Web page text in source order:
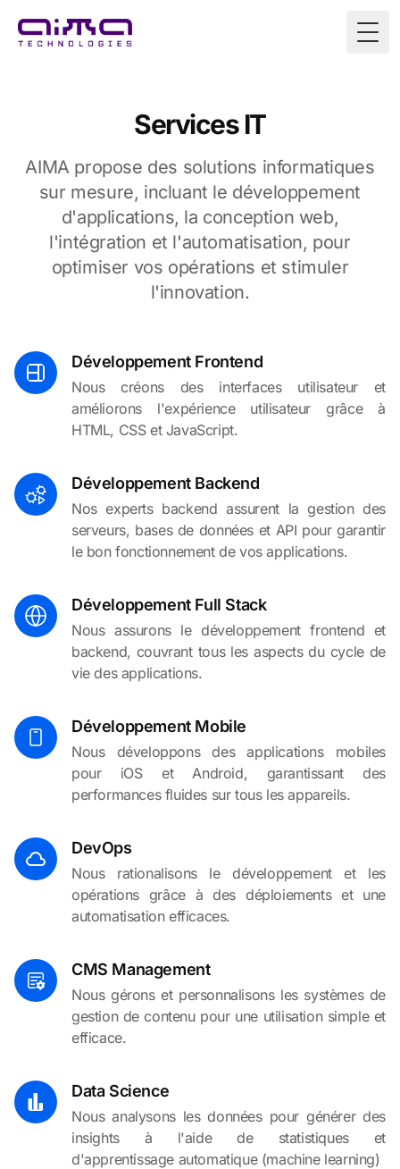
Services IT
AIMA propose des solutions informatiques
sur mesure, incluant le développement
d'applications, la conception web,
l'intégration et l'automatisation, pour
optimiser vos opérations et stimuler
l'innovation.
Développement Frontend
Nous créons des interfaces utilisateur et
améliorons l'expérience utilisateur grâce à
HTML, CSS et JavaScript.
Développement Backend
Nos experts backend assurent la gestion des
serveurs, bases de données et API pour garantir
le bon fonctionnement de vos applications.
Développement Full Stack
Nous assurons le développement frontend et
backend, couvrant tous les aspects du cycle de
vie des applications.
Développement Mobile
Nous développons des applications mobiles
pour iOS et Android, garantissant des
performances fluides sur tous les appareils.
DevOps
Nous rationalisons le développement et les
opérations grâce à des déploiements et une
automatisation efficaces.
CMS Management
Nous gérons et personnalisons les systèmes de
gestion de contenu pour une utilisation simple et
efficace.
Data Science
Nous analysons les données pour générer des
insights à l'aide de statistiques et
d'apprentissage automatique (machine learning)